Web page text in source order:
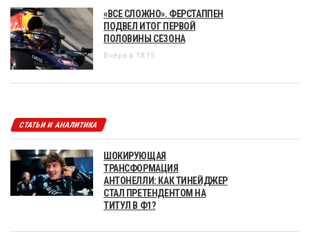
«ВСЕ СЛОЖНО». ФЕРСТАППЕН
ПОДВЕЛ ИТОГ ПЕРВОЙ
ПОЛОВИНЫ СЕЗОНА
Вчера в 18:15
СТАТЬИ И АНАЛИТИКА
ШОКИРУЮЩАЯ
ТРАНСФОРМАЦИЯ
АНТОНЕЛЛИ: КАК ТИНЕЙДЖЕР
СТАЛ ПРЕТЕНДЕНТОМ НА
ТИТУЛ В Ф1?